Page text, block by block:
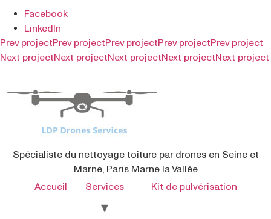
Facebook
LinkedIn
Prev projectPrev projectPrev projectPrev projectPrev project
Next projectNext projectNext projectNext projectNext project
Spécialiste du nettoyage toiture par drones en Seine et
Marne, Paris Marne la Vallée
Accueil
Services Kit de pulvérisation